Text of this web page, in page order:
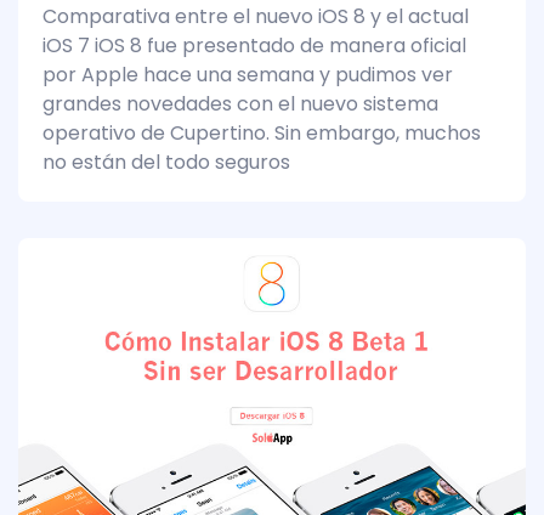
Comparativa entre el nuevo iOS 8 y el actual
iOS 7 iOS 8 fue presentado de manera oficial
por Apple hace una semana y pudimos ver
grandes novedades con el nuevo sistema
operativo de Cupertino. Sin embargo, muchos
no están del todo seguros